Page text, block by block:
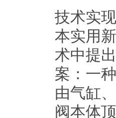
技术实
本实用
术中提
案：一
由气缸
阀本体